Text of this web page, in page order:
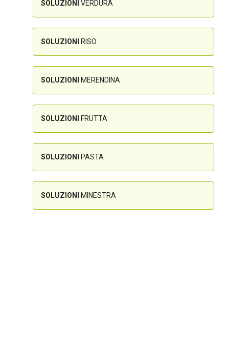
SOLUZIONI VERDURA
SOLUZIONI RISO
SOLUZIONI MERENDINA
SOLUZIONI FRUTTA
SOLUZIONI PASTA
SOLUZIONI MINESTRA